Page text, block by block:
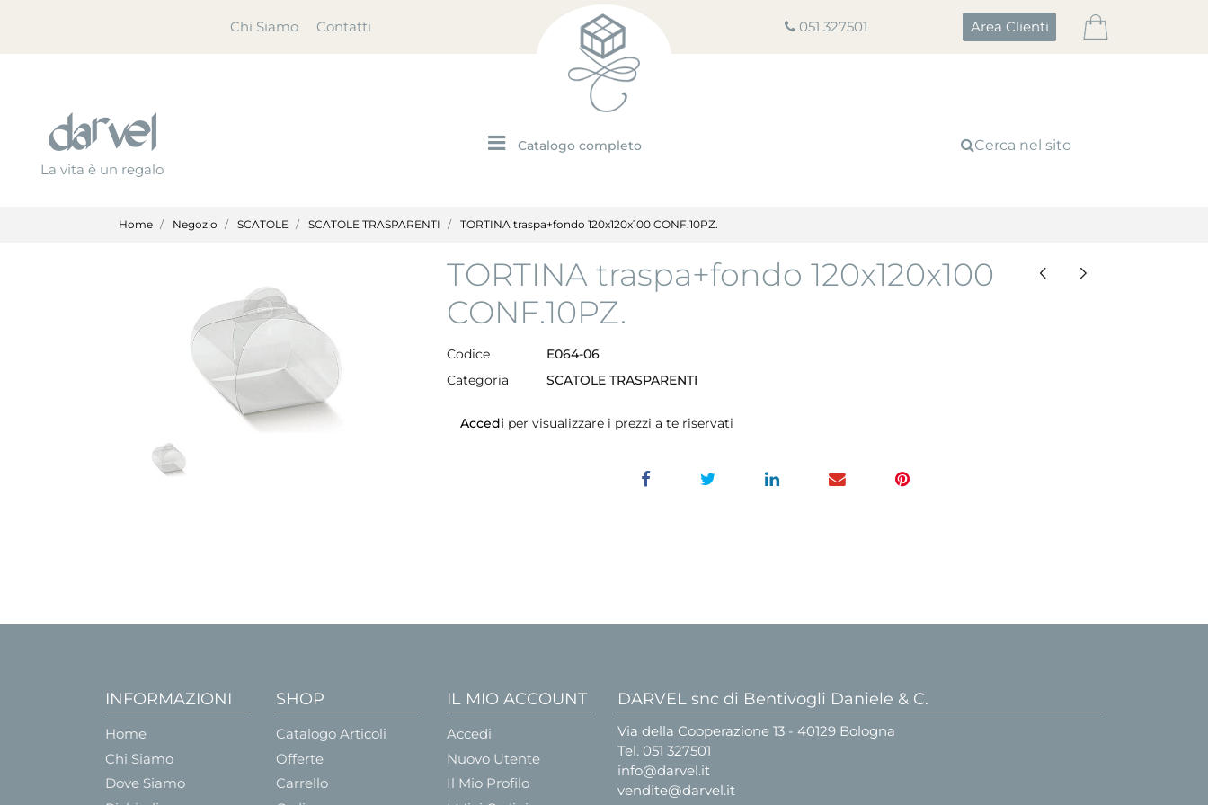
Chi Siamo Contatti 051 327501 Area Clienti
La vita è un regalo
Open menu Cerca nel sito
Home Negozio SCATOLE SCATOLE TRASPARENTI TORTINA traspa+fondo 120x120x100 CONF.10PZ.
TORTINA traspa+fondo 120x120x100
CONF.10PZ.
Codice
E064-06
Categoria
SCATOLE TRASPARENTI
Accedi per visualizzare i prezzi a te riservati
INFORMAZIONI
Home
Chi Siamo
Dove Siamo
SHOP
Catalogo Articoli
Offerte
Carrello
IL MIO ACCOUNT
Accedi
Nuovo Utente
Il Mio Profilo
DARVEL snc di Bentivogli Daniele & C.
Via della Cooperazione 13 - 40129 Bologna
Tel. 051 327501
info@darvel.it
vendite@darvel.it